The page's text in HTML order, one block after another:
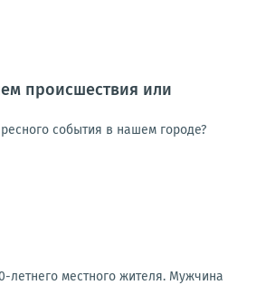
происшествия или
события в нашем городе?
летнего местного жителя. Мужчина